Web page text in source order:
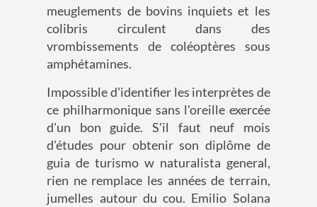
meuglements de bovins inquiets et les
colibris circulent dans des
vrombissements de coléoptères sous
amphétamines.
Impossible d'identifier les interprètes de
ce philharmonique sans l'oreille exercée
d'un bon guide. S'il faut neuf mois
d'études pour obtenir son diplôme de
guia de turismo w naturalista general,
rien ne remplace les années de terrain,
jumelles autour du cou. Emilio Solana